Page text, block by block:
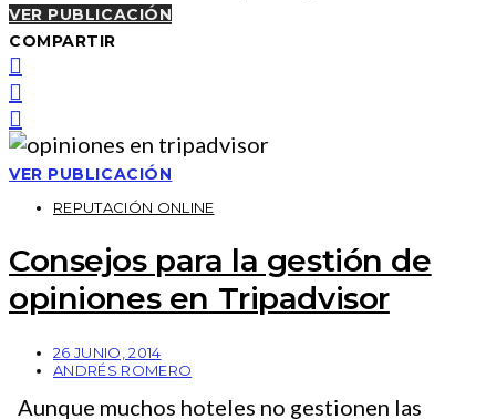
VER PUBLICACIÓN
COMPARTIR
VER PUBLICACIÓN
REPUTACIÓN ONLINE
Consejos para la gestión de
opiniones en Tripadvisor
26 JUNIO, 2014
ANDRÉS ROMERO
Aunque muchos hoteles no gestionen las